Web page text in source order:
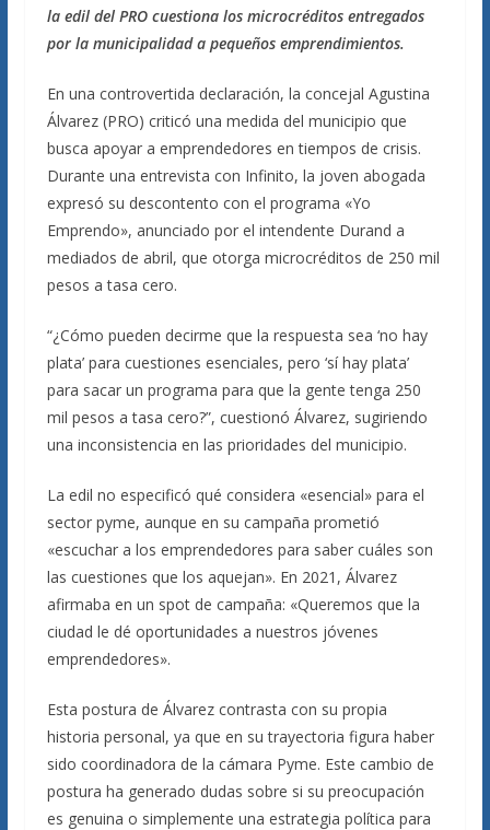
la edil del PRO cuestiona los microcréditos entregados
por la municipalidad a pequeños emprendimientos.
En una controvertida declaración, la concejal Agustina
Álvarez (PRO) criticó una medida del municipio que
busca apoyar a emprendedores en tiempos de crisis.
Durante una entrevista con Infinito, la joven abogada
expresó su descontento con el programa «Yo
Emprendo», anunciado por el intendente Durand a
mediados de abril, que otorga microcréditos de 250 mil
pesos a tasa cero.
“¿Cómo pueden decirme que la respuesta sea ‘no hay
plata’ para cuestiones esenciales, pero ‘sí hay plata’
para sacar un programa para que la gente tenga 250
mil pesos a tasa cero?”, cuestionó Álvarez, sugiriendo
una inconsistencia en las prioridades del municipio.
La edil no especificó qué considera «esencial» para el
sector pyme, aunque en su campaña prometió
«escuchar a los emprendedores para saber cuáles son
las cuestiones que los aquejan». En 2021, Álvarez
afirmaba en un spot de campaña: «Queremos que la
ciudad le dé oportunidades a nuestros jóvenes
emprendedores».
Esta postura de Álvarez contrasta con su propia
historia personal, ya que en su trayectoria figura haber
sido coordinadora de la cámara Pyme. Este cambio de
postura ha generado dudas sobre si su preocupación
es genuina o simplemente una estrategia política para